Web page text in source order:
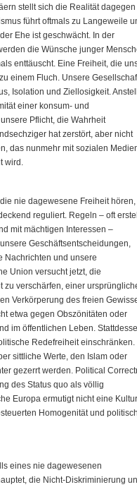
stellt sich die Realität
führt oftmals zu Langeweile
Ehe ist geschwächt. In der
die Wünsche junger
enttäuscht. Eine Freiheit, die
einem Fluch. Unsere
Isolation und Ziellosigkeit.
einer konsum- und
Pflicht, die Wahrheit
hat zerstört, aber nicht
das nunmehr mit sozialen
wird.
nie dagewesene Freiheit hören,
reguliert. Regeln – oft
mit mächtigen Interessen –
Geschäftsentscheidungen,
Nachrichten und unsere
Union versucht jetzt, die
verschärfen, einer
Verkörperung des freien
etwa gegen Obszönitäten oder
im öffentlichen Leben.
Redefreiheit einschränken.
sittliche Werte, den Islam oder
gezerrt werden. Political
des Status quo als völlig
Europa ermutigt nicht eine
Homogenität und
eines nie dagewesenen
die Nicht-Diskriminierung